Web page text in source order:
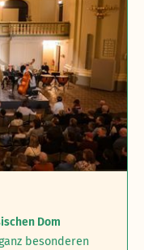
Dom
besonderen